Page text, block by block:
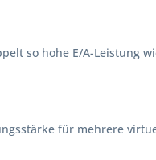
so hohe E/A-Leistung
für mehrere